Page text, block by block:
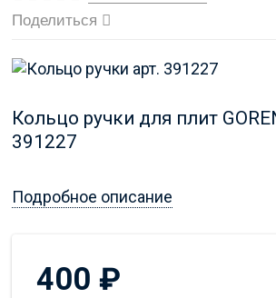
Поделиться
Кольцо ручки для плит
391227
Подробное описание
400 ₽